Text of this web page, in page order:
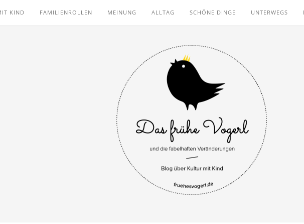
KIND FAMILIENROLLEN MEINUNG ALLTAG SCHÖNE DINGE UNTERWEGS